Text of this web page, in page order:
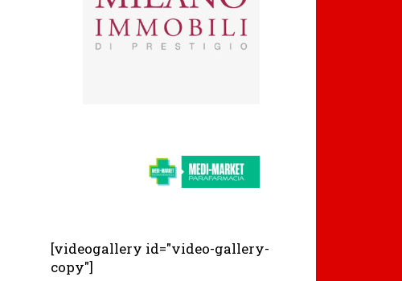
[videogallery id="video-gallery-
copy"]